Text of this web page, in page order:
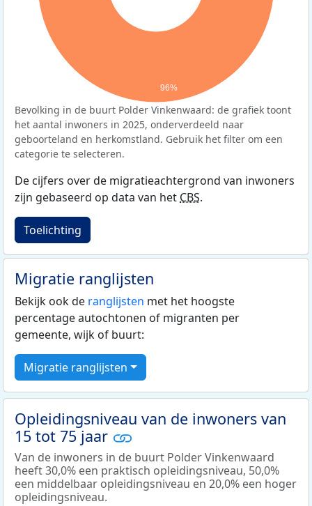
96%
Bevolking in de buurt Polder Vinkenwaard: de grafiek toont
het aantal inwoners in 2025, onderverdeeld naar
geboorteland en herkomstland. Gebruik het filter om een
categorie te selecteren.
De cijfers over de migratieachtergrond van inwoners
zijn gebaseerd op data van het CBS.
Toelichting
Migratie ranglijsten
Bekijk ook de ranglijsten met het hoogste
percentage autochtonen of migranten per
gemeente, wijk of buurt:
Migratie ranglijsten
Opleidingsniveau van de inwoners van
15 tot 75 jaar
Van de inwoners in de buurt Polder Vinkenwaard
heeft 30,0% een praktisch opleidingsniveau, 50,0%
een middelbaar opleidingsniveau en 20,0% een hoger
opleidingsniveau.